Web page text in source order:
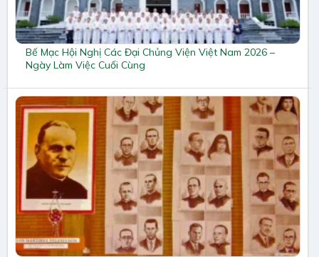
Bế Mạc Hội Nghị Các Đại Chủng Viện Việt Nam 2026 –
Ngày Làm Việc Cuối Cùng